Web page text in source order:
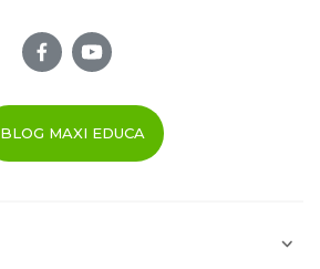
BLOG MAXI EDUCA